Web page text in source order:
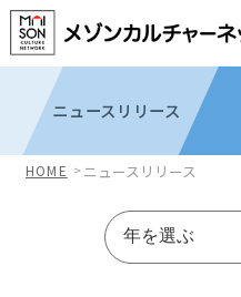
ニュースリリース
HOME ニュースリリース